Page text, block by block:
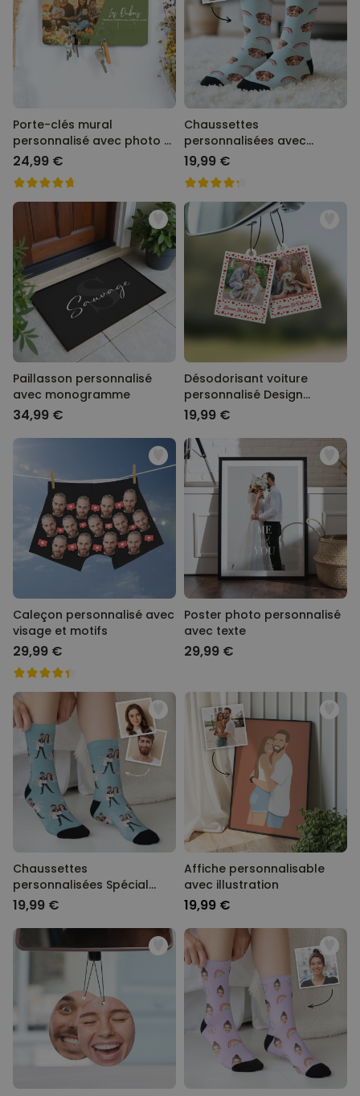
Porte-clés mural
personnalisé avec photo et
texte
24,99 €
Chaussettes
personnalisées avec
visage style cartoon
19,99 €
Paillasson personnalisé
avec monogramme
34,99 €
Désodorisant voiture
personnalisé Design
polaroïd avec cœurs - Lot
19,99 €
Caleçon personnalisé avec
visage et motifs
29,99 €
Poster photo personnalisé
avec texte
29,99 €
Chaussettes
personnalisées Spécial
Mariage avec 2 visages
19,99 €
Affiche personnalisable
avec illustration
19,99 €